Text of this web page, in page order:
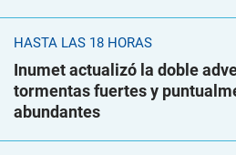
HASTA LAS 18 HORAS
Inumet actualizó la doble
tormentas fuertes y
abundantes